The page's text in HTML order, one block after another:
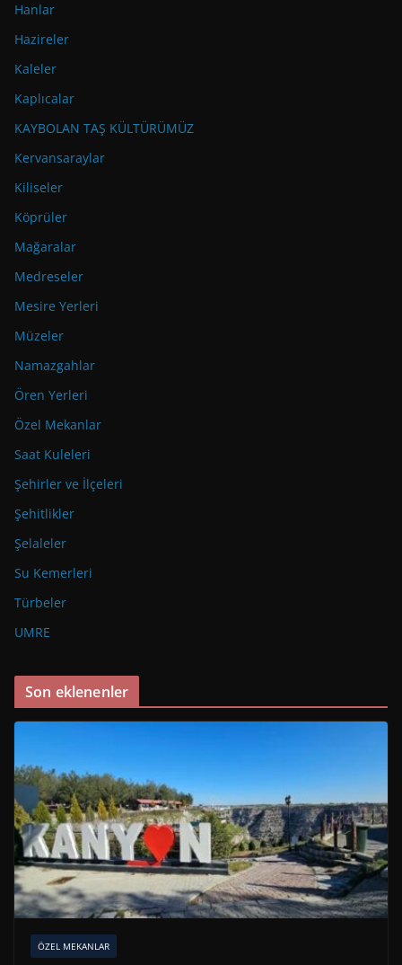
Hanlar
Hazireler
Kaleler
Kaplıcalar
KAYBOLAN TAŞ KÜLTÜRÜMÜZ
Kervansaraylar
Kiliseler
Köprüler
Mağaralar
Medreseler
Mesire Yerleri
Müzeler
Namazgahlar
Ören Yerleri
Özel Mekanlar
Saat Kuleleri
Şehirler ve İlçeleri
Şehitlikler
Şelaleler
Su Kemerleri
Türbeler
UMRE
Son eklenenler
ÖZEL MEKANLAR